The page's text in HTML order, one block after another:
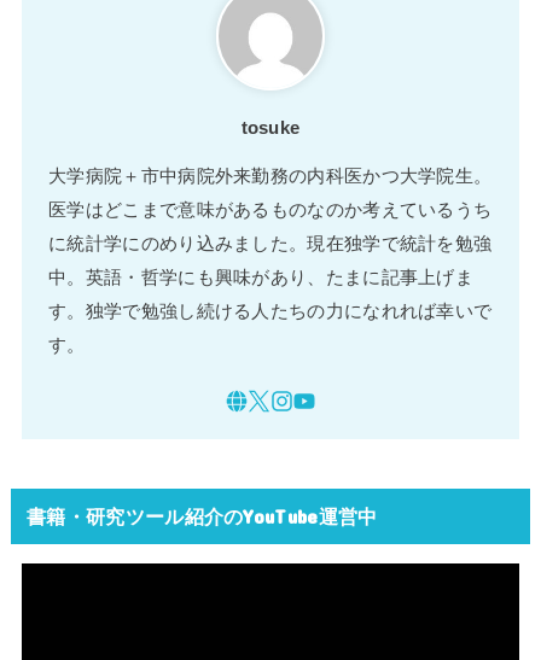
tosuke
大学病院＋市中病院外来勤務の内科医かつ大学院生。
医学はどこまで意味があるものなのか考えているうち
に統計学にのめり込みました。現在独学で統計を勉強
中。英語・哲学にも興味があり、たまに記事上げま
す。独学で勉強し続ける人たちの力になれれば幸いで
す。
書籍・研究ツール紹介のYouTube運営中